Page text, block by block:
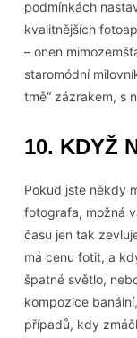
podmínkách
kvalitnějších
– onen
staromódní
tmě“ zázrakem, s
10. KDYŽ
Pokud jste někdy
fotografa, možná
času jen tak
má cenu fotit, a
špatné světlo,
kompozice
případů, kdy